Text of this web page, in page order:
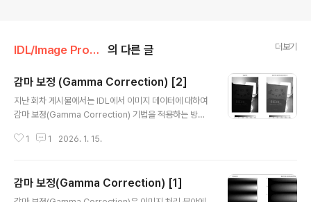
IDL/Image Processing 의 다른 글 더보기
감마 보정 (Gamma Correction) [2]
지난 회차 게시물에서는 IDL에서 이미지 데이터에 대하여
감마 보정(Gamma Correction) 기법을 적용하는 방법
법을 그대로 응용하여 감마 보정 기법을 다른 예제 이미지
읽고 감마 보정을 해보기로 합니다. 일단 이미지 데이터를
읽는 작업부터 다음과 같이 시작합니다. READ_JPEG, 'm
1 1 2026. 1. 15.
감마 보정(Gamma Correction) [1]